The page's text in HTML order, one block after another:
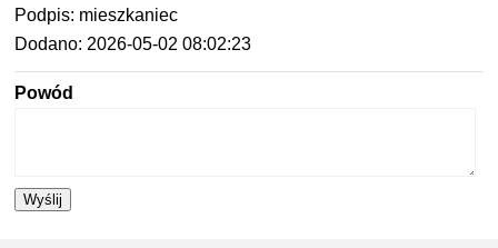
Podpis: mieszkaniec
Dodano: 2026-05-02 08:02:23
Powód
Wyślij